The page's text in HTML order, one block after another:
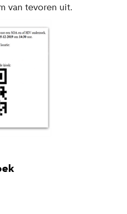
van tevoren uit.